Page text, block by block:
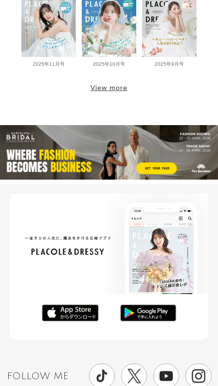
2025年11月号 2025年10月号 2025年9月号
View more
FOLLOW ME